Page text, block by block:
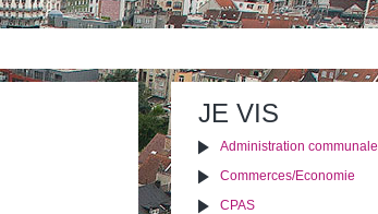
JE VIS
Administration communale
Commerces/Economie
CPAS